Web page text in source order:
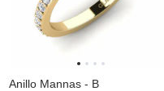
Anillo Mannas - B